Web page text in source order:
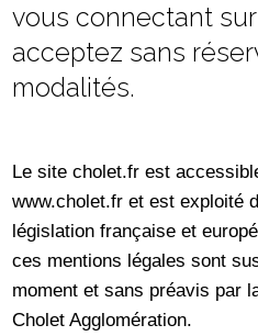
vous connectant
acceptez sans
modalités.
Le site cholet.fr est
www.cholet.fr et est exploité
législation française et
ces mentions légales sont
moment et sans préavis par
Cholet Agglomération.